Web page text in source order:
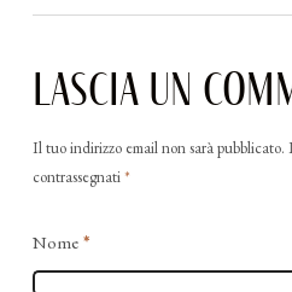
Lascia un
Il tuo indirizzo email non sarà pubblicato.
contrassegnati*
Nome*